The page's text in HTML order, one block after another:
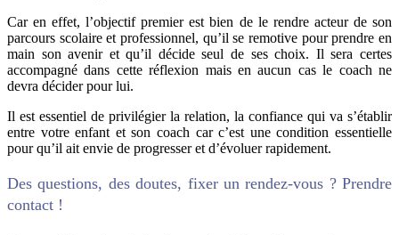
Car en effet, l’objectif premier est bien de le rendre acteur de son
parcours scolaire et professionnel, qu’il se remotive pour prendre en
main son avenir et qu’il décide seul de ses choix. Il sera certes
accompagné dans cette réflexion mais en aucun cas le coach ne
devra décider pour lui.
Il est essentiel de privilégier la relation, la confiance qui va s’établir
entre votre enfant et son coach car c’est une condition essentielle
pour qu’il ait envie de progresser et d’évoluer rapidement.
Des questions, des doutes, fixer un rendez-vous ? Prendre
contact !